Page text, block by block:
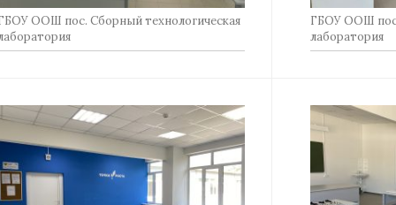
ООШ пос. Сборный технологическая
ГБОУ ООШ пос.
лаборатория